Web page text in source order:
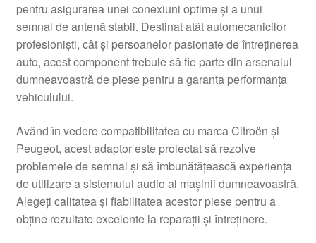
Livrare
Livrare în toată lumea
Plățile
Politică de confidențialitate
Procedura de reclamație
pentru asigurarea unei conexiuni optime și a unui
semnal de antenă stabil. Destinat atât automecanicilor
profesioniști, cât și persoanelor pasionate de întreținerea
auto, acest component trebuie să fie parte din arsenalul
dumneavoastră de piese pentru a garanta performanța
vehiculului.
Având în vedere compatibilitatea cu marca Citroën și
Peugeot, acest adaptor este proiectat să rezolve
problemele de semnal și să îmbunătățească experiența
de utilizare a sistemului audio al mașinii dumneavoastră.
Alegeți calitatea și fiabilitatea acestor piese pentru a
obține rezultate excelente la reparații și întreținere.